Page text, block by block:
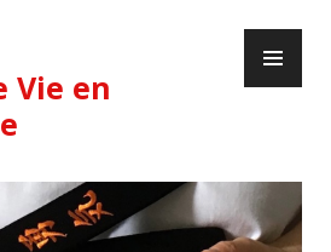
Vie en